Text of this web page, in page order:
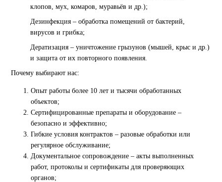
клопов, мух, комаров, муравьёв и др.);
Дезинфекция – обработка помещений от бактерий,
вирусов и грибка;
Дератизация – уничтожение грызунов (мышей, крыс и др.)
и защита от их повторного появления.
Почему выбирают нас:
Опыт работы более 10 лет и тысячи обработанных
объектов;
Сертифицированные препараты и оборудование –
безопасно и эффективно;
Гибкие условия контрактов – разовые обработки или
регулярное обслуживание;
Документальное сопровождение – акты выполненных
работ, протоколы и сертификаты для проверяющих
органов;